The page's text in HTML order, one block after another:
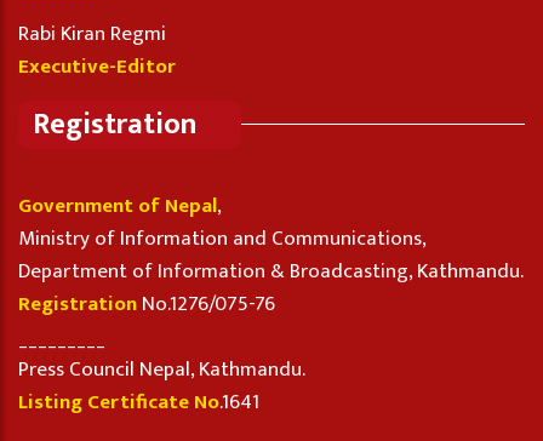
Rabi Kiran Regmi
Executive-Editor
Registration
Government of Nepal,
Ministry of Information and Communications,
Department of Information & Broadcasting, Kathmandu.
RegistrationNo.1276/075-76
Press Council Nepal, Kathmandu.
Listing Certificate No.1641